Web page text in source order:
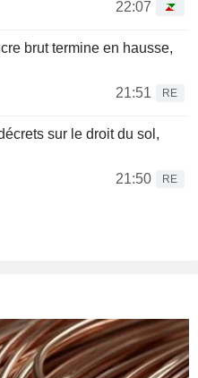
22:07
brut termine en hausse,
21:51
RE
sur le droit du sol,
21:50
RE